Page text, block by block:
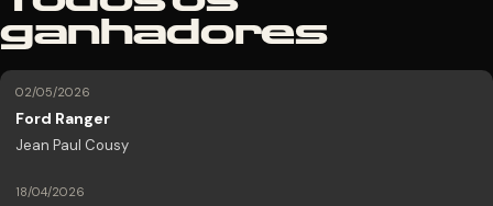
ganhadores
02/05/2026
Ford Ranger
Jean Paul Cousy
18/04/2026